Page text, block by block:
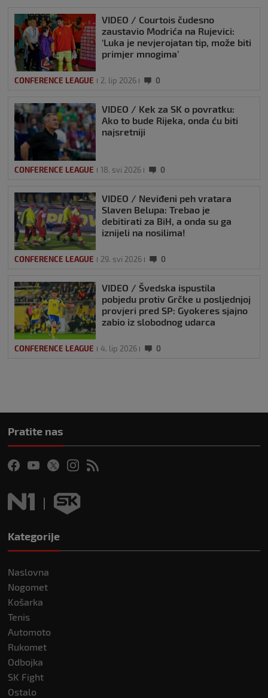
VIDEO / Courtois čudesno
zaustavio Modrića na Rujevici:
‘Luka je nevjerojatan tip, može biti
primjer mnogima’
CONFERENCE LEAGUE 2. lip 2026 0
VIDEO / Kek za SK o povratku:
Ako to bude Rijeka, onda ću biti
najsretniji
CONFERENCE LEAGUE 18. svi 2026 0
VIDEO / Neviđeni peh vratara
Slaven Belupa: Trebao je
debitirati za BiH, a onda su ga
iznijeli na nosilima!
CONFERENCE LEAGUE 29. svi 2026 0
VIDEO / Švedska ispustila
pobjedu protiv Grčke u posljednjoj
provjeri pred SP: Gyokeres sjajno
zabio iz slobodnog udarca
CONFERENCE LEAGUE 4. lip 2026 0
Pratite nas
Kategorije
Naslovna
Nogomet
Košarka
Tenis
Automoto
Rukomet
Odbojka
SK Fight
Ostalo